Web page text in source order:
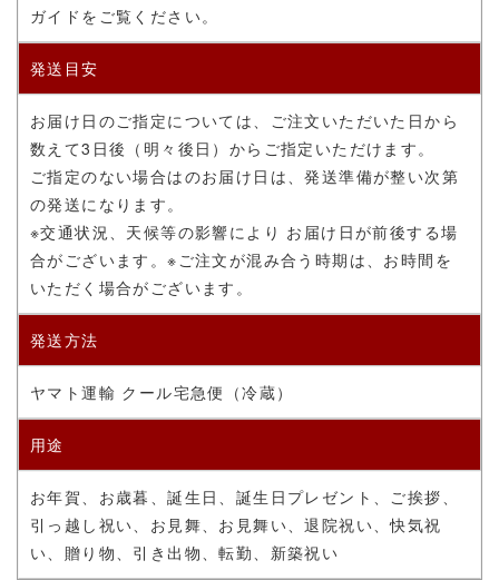
ガイドをご覧ください。
発送目安
お届け日のご指定については、ご注文いただいた日から
数えて3日後（明々後日）からご指定いただけます。
ご指定のない場合はのお届け日は、発送準備が整い次第
の発送になります。
※交通状況、天候等の影響により お届け日が前後する場
合がございます。※ご注文が混み合う時期は、お時間を
いただく場合がございます。
発送方法
ヤマト運輸 クール宅急便（冷蔵）
用途
お年賀、お歳暮、誕生日、誕生日プレゼント、ご挨拶、
引っ越し祝い、お見舞、お見舞い、退院祝い、快気祝
い、贈り物、引き出物、転勤、新築祝い